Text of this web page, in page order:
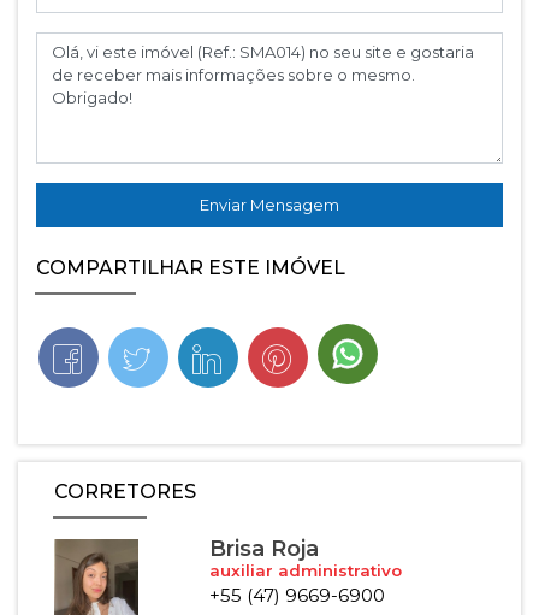
Enviar Mensagem
COMPARTILHAR ESTE IMÓVEL
CORRETORES
Brisa Roja
auxiliar administrativo
+55 (47) 9669-6900